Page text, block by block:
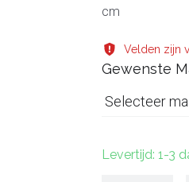
cm
Velden zijn
Gewenste
Selecteer
Levertijd: 1-3